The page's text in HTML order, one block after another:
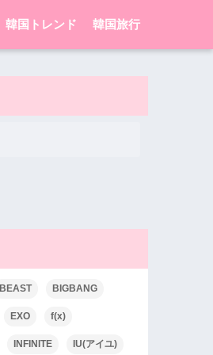
韓国トレンド 韓国旅行
BEAST BIGBANG
EXO f(x)
INFINITE IU(アイユ)